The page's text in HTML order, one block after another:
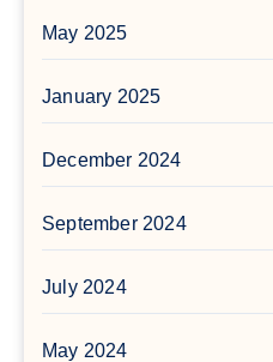
May 2025
January 2025
December 2024
September 2024
July 2024
May 2024